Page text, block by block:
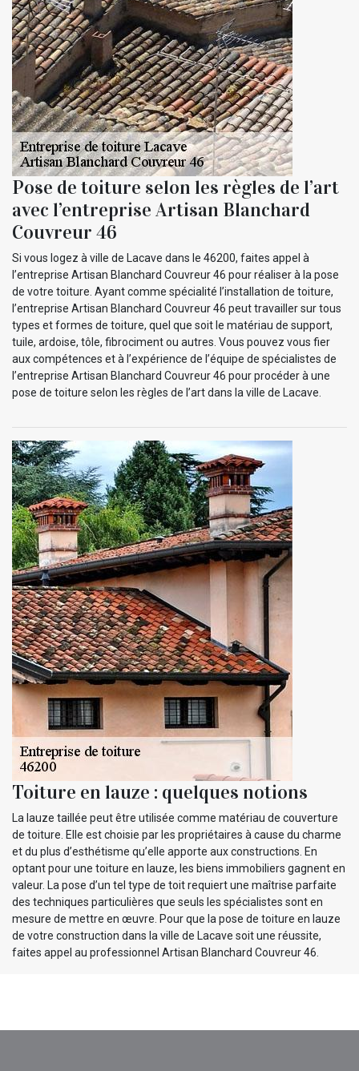
Pose de toiture selon les règles de l’art
avec l’entreprise Artisan Blanchard
Couvreur 46
Si vous logez à ville de Lacave dans le 46200, faites appel à
l’entreprise Artisan Blanchard Couvreur 46 pour réaliser à la pose
de votre toiture. Ayant comme spécialité l’installation de toiture,
l’entreprise Artisan Blanchard Couvreur 46 peut travailler sur tous
types et formes de toiture, quel que soit le matériau de support,
tuile, ardoise, tôle, fibrociment ou autres. Vous pouvez vous fier
aux compétences et à l’expérience de l’équipe de spécialistes de
l’entreprise Artisan Blanchard Couvreur 46 pour procéder à une
pose de toiture selon les règles de l’art dans la ville de Lacave.
Toiture en lauze : quelques notions
La lauze taillée peut être utilisée comme matériau de couverture
de toiture. Elle est choisie par les propriétaires à cause du charme
et du plus d’esthétisme qu’elle apporte aux constructions. En
optant pour une toiture en lauze, les biens immobiliers gagnent en
valeur. La pose d’un tel type de toit requiert une maîtrise parfaite
des techniques particulières que seuls les spécialistes sont en
mesure de mettre en œuvre. Pour que la pose de toiture en lauze
de votre construction dans la ville de Lacave soit une réussite,
faites appel au professionnel Artisan Blanchard Couvreur 46.